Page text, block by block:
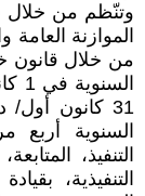
الموازنة العامة
من خلال قانون
31 كانون
السنوية أربع
التنفيذ،
التنفيذية،